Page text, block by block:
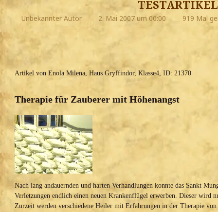
Unbekannter Autor 2. Mai 2007 um 00:00 919 Mal
Artikel von Enola Milena, Haus Gryffindor, Klasse4, ID: 21370
Therapie für Zauberer mit Höhenangst
Nach lang andauernden und harten Verhandlungen konnte das Sankt
Verletzungen endlich einen neuen Krankenflügel erwerben. Dieser wird
Zurzeit werden verschiedene Heiler mit Erfahrungen in der Therapie